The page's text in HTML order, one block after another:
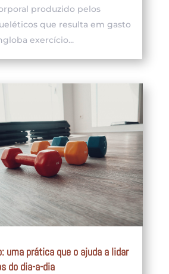
produzido pelos
que resulta em gasto
exercício...
uma prática que o ajuda a lidar
do dia-a-dia